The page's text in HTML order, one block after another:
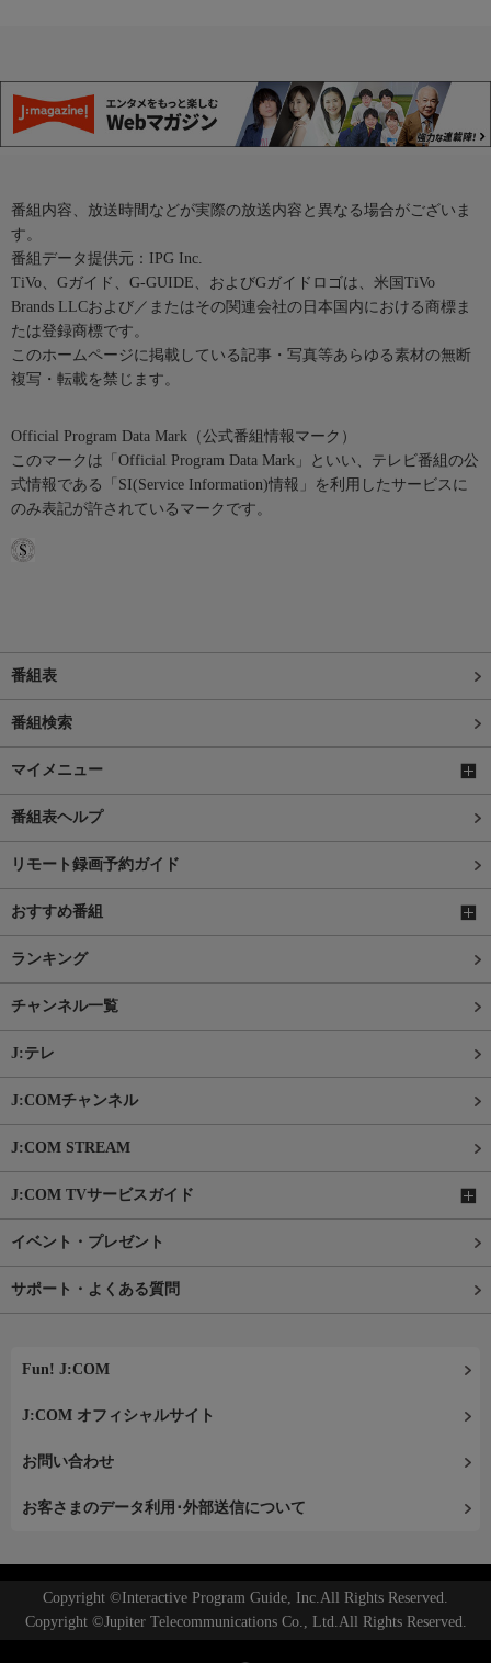
番組内容、放送時間などが実際の放送内容と異なる場合がございま
す。
番組データ提供元：IPG Inc.
TiVo、Gガイド、G-GUIDE、およびGガイドロゴは、米国TiVo
Brands LLCおよび／またはその関連会社の日本国内における商標ま
たは登録商標です。
このホームページに掲載している記事・写真等あらゆる素材の無断
複写・転載を禁じます。
Official Program Data Mark（公式番組情報マーク）
このマークは「Official Program Data Mark」といい、テレビ番組の公
式情報である「SI(Service Information)情報」を利用したサービスに
のみ表記が許されているマークです。
番組表
番組検索
マイメニュー
番組表ヘルプ
リモート録画予約ガイド
おすすめ番組
ランキング
チャンネル一覧
J:テレ
J:COMチャンネル
J:COM STREAM
J:COM TVサービスガイド
イベント・プレゼント
サポート・よくある質問
Fun! J:COM
J:COM オフィシャルサイト
お問い合わせ
お客さまのデータ利用･外部送信について
Copyright ©Interactive Program Guide, Inc.All Rights Reserved.
Copyright ©Jupiter Telecommunications Co., Ltd.All Rights Reserved.